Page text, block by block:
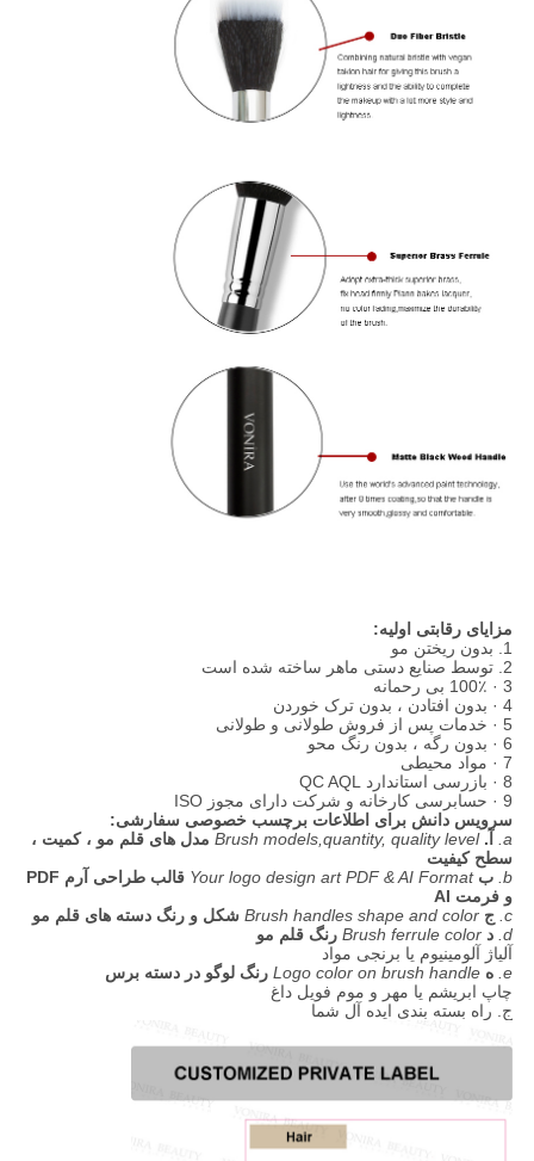
مزایای رقابتی اولیه:
1. بدون ریختن مو
2. توسط صنایع دستی ماهر ساخته شده است
3 · 100٪ بی رحمانه
4 · بدون افتادن ، بدون ترک خوردن
5 · خدمات پس از فروش طولانی و طولانی
6 · بدون رگه ، بدون رنگ محو
7 · مواد محیطی
8 · بازرسی استاندارد QC AQL
9 · حسابرسی کارخانه و شرکت دارای مجوز ISO
سرویس دانش برای اطلاعات برچسب خصوصی سفارشی:
a.
آ. Brush models,quantity, quality level مدل های قلم مو ، کمیت ،
سطح کیفیت
b. ب Your logo design art PDF & AI Format
قالب طراحی آرم PDF
و فرمت AI
c. ج Brush handles shape and color شکل و رنگ دسته های قلم مو
d. د Brush ferrule color رنگ قلم مو
آلیاژ آلومینیوم یا برنجی مواد
e. ه Logo color on brush handle رنگ لوگو در دسته برس
چاپ ابریشم یا مهر و موم فویل داغ
ج. راه بسته بندی ایده آل شما